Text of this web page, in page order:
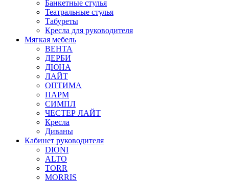
Банкетные стулья
Театральные стулья
Табуреты
Кресла для руководителя
Мягкая мебель
ВЕНТА
ДЕРБИ
ДЮНА
ЛАЙТ
ОПТИМА
ПАРМ
СИМПЛ
ЧЕСТЕР ЛАЙТ
Кресла
Диваны
Кабинет руководителя
DIONI
ALTO
TORR
MORRIS